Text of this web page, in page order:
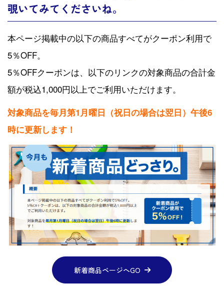
覗いてみてくださいね。
本ページ掲載中の以下の商品すべてがクーポン利用で
5％OFF。
5％OFFクーポンは、以下のリンクの対象商品の合計金
額が税込1,000円以上でご利用いただけます。
対象商品を毎月第1月曜日（祝日の場合は翌日）午後6
時に更新します！
新着商品ページへGO